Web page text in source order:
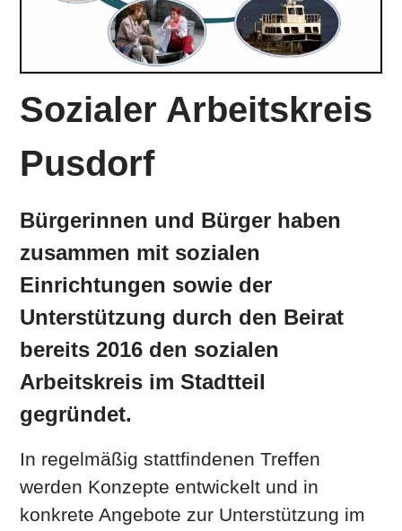
Sozialer Arbeitskreis
Pusdorf
Bürgerinnen und Bürger haben
zusammen mit sozialen
Einrichtungen sowie der
Unterstützung durch den Beirat
bereits 2016 den sozialen
Arbeitskreis im Stadtteil
gegründet.
In regelmäßig stattfindenen Treffen
werden Konzepte entwickelt und in
konkrete Angebote zur Unterstützung im